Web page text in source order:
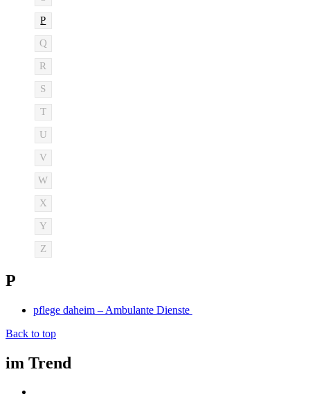
P
Q
R
S
T
U
V
W
X
Y
Z
P
pflege daheim – Ambulante Dienste
Back to top
im Trend